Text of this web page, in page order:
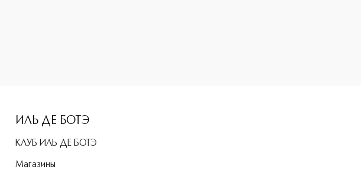
ИЛЬ ДЕ БОТЭ
КЛУБ ИЛЬ ДЕ БОТЭ
Магазины